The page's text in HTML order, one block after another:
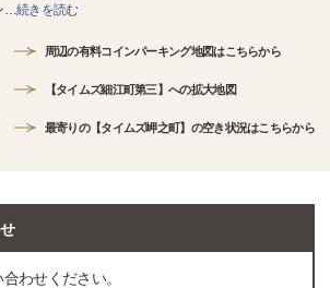
続きを読む
周辺の有料コインパーキング地図はこちらから
【タイムズ細江町第三】への拡大地図
最寄りの【タイムズ岬之町】の空き状況はこちらから
わせください。